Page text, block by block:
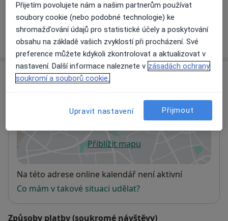
Tento specialista ještě nepřidával žádné informace o
svých službách.
Adresa
Pivovarská 40, Jablonec nad Nisou 46601
Přiblížit mapuse otevře v nové záložce
Dostupnost
Na této adrese online kalendář není aktivní
Co mám v takové situaci udělat?
Způsoby platby (soukromé návštěvy)
Přijetím povolujete nám a našim partnerům používat
soubory cookie (nebo podobné technologie) ke
shromažďování údajů pro statistické účely a poskytování
obsahu na základě vašich zvyklostí při procházení. Své
preference můžete kdykoli zkontrolovat a aktualizovat v
nastavení. Další informace naleznete v zásadách ochrany
soukromí a souborů cookie.
Upravit nastavení Přijmout